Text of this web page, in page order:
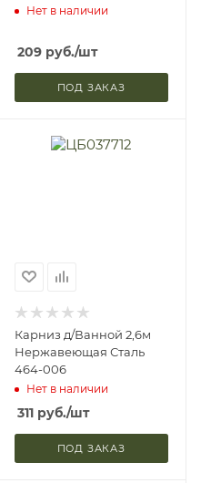
Нет в наличии
209руб./шт
ПОД ЗАКАЗ
Карниз д/Ванной 2,6м
Нержавеющая Сталь
464-006
Нет в наличии
311руб./шт
ПОД ЗАКАЗ